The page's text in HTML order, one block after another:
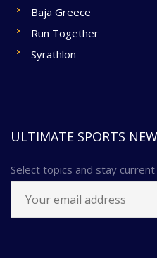
Baja Greece
Run Together
Syrathlon
ULTIMATE SPORTS
Select topics and stay